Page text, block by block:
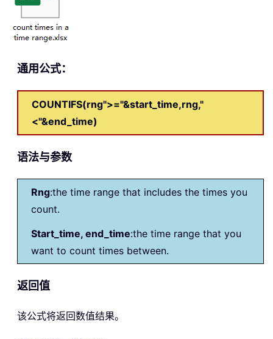
通用公式：
COUNTIFS(rng">="&start_time,rng,"
<"&end_time)
语法与参数
Rng:the time range that includes the times you
count.
Start_time, end_time:the time range that you
want to count times between.
返回值
该公式将返回数值结果。